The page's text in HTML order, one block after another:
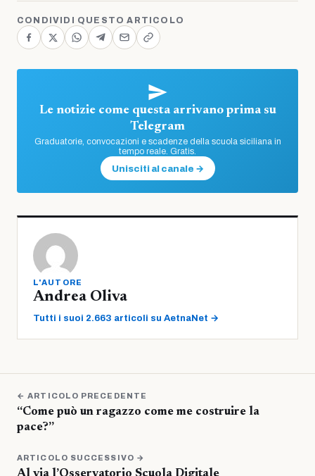
CONDIVIDI QUESTO ARTICOLO
Le notizie come questa arrivano prima su
Telegram
Graduatorie, convocazioni e scadenze della scuola siciliana in
tempo reale. Gratis.
Unisciti al canale →
L'AUTORE
Andrea Oliva
Tutti i suoi 2.663 articoli su AetnaNet →
← ARTICOLO PRECEDENTE
“Come può un ragazzo come me costruire la
pace?”
ARTICOLO SUCCESSIVO →